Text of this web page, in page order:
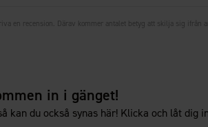
en recension. Därav kommer antalet betyg att skilja sig ifrån
in i gänget!
kan du också synas här! Klicka och låt dig